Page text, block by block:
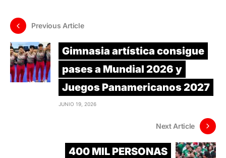
Previous Article
Gimnasia artística consigue
pases a Mundial 2026 y
Juegos Panamericanos 2027
JUNIO 19, 2026
Next Article
400 MIL PERSONAS